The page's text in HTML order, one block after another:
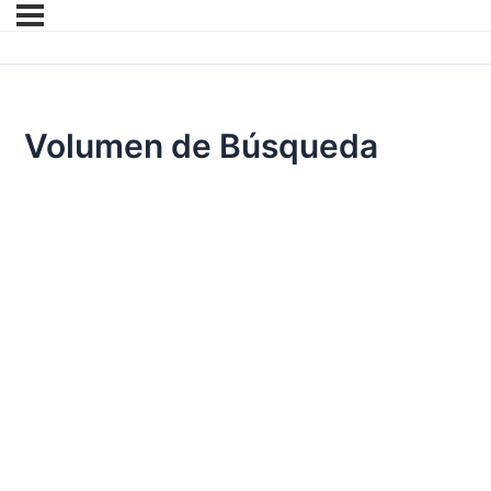
Volumen de Búsqueda